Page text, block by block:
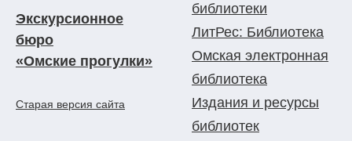
Экскурсионное
бюро
«Омские прогулки»
Старая версия сайта
библиотеки
ЛитРес: Библиотека
Омская электронная
библиотека
Издания и ресурсы
библиотек